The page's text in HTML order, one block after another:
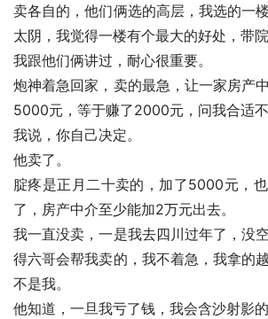
卖各自的，他们俩选的高层，我选的一
太阴，我觉得一楼有个最大的好处，带院
我跟他们俩讲过，耐心很重要。
炮神着急回家，卖的最急，让一家房产
5000元，等于赚了2000元，问我合适
我说，你自己决定。
他卖了。
腚疼是正月二十卖的，加了5000元，
了，房产中介至少能加2万元出去。
我一直没卖，一是我去四川过年了，没
得六哥会帮我卖的，我不着急，我拿的
不是我。
他知道，一旦我亏了钱，我会含沙射影的